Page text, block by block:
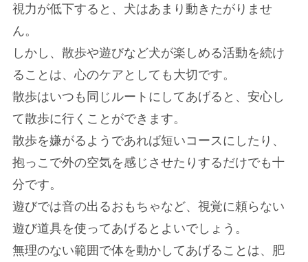
視力が低下すると、犬はあまり動きたがりませ
ん。
しかし、散歩や遊びなど犬が楽しめる活動を続け
ることは、心のケアとしても大切です。
散歩はいつも同じルートにしてあげると、安心し
て散歩に行くことができます。
散歩を嫌がるようであれば短いコースにしたり、
抱っこで外の空気を感じさせたりするだけでも十
分です。
遊びでは音の出るおもちゃなど、視覚に頼らない
遊び道具を使ってあげるとよいでしょう。
無理のない範囲で体を動かしてあげることは、肥